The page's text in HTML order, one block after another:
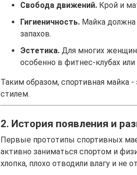
Свобода движений. Крой и
Гигиеничность. Майка
запахов.
Эстетика. Для многих
особенно в фитнес-клубах или
Таким образом, спортивная майка
стилем.
2. История появления и
Первые прототипы спортивных
активно заниматься спортом и
хлопка, плохо отводили влагу и не